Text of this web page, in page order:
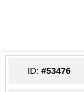
ID:#53476